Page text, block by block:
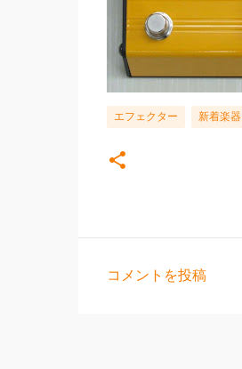
エフェクター 新着楽器
コメントを投稿